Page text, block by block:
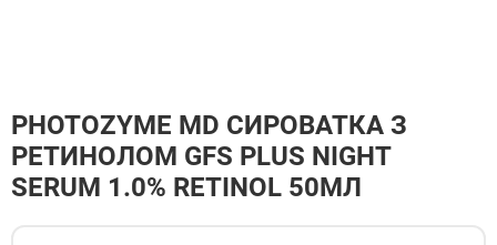
PHOTOZYME MD СИРОВАТКА З
РЕТИНОЛОМ GFS PLUS NIGHT
SERUM 1.0% RETINOL 50МЛ